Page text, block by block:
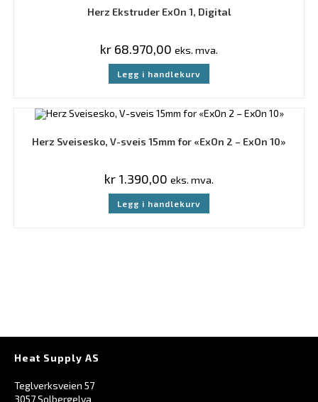
Herz Ekstruder ExOn 1, Digital
kr 68.970,00 eks. mva.
Legg i handlekurv
Herz Sveisesko, V-sveis 15mm for «ExOn 2 – ExOn 10»
kr 1.390,00 eks. mva.
Legg i handlekurv
Heat Supply AS
Teglverksveien 57
3057 Solbergelva